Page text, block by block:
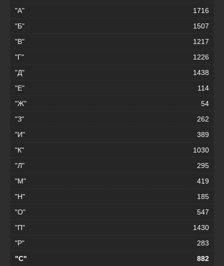
"А"
1716
"Б"
1507
"В"
1217
"Г"
1226
"Д"
1438
"Е"
114
"Ж"
54
"З"
262
"И"
389
"К"
1030
"Л"
295
"М"
419
"Н"
185
"О"
547
"П"
1430
"Р"
283
"С"
882